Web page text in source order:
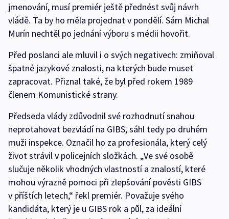
jmenování, musí premiér ještě přednést svůj návrh
vládě. Ta by ho měla projednat v pondělí. Sám Michal
Murín nechtěl po jednání výboru s médii hovořit.
Před poslanci ale mluvil i o svých negativech: zmiňoval
špatné jazykové znalosti, na kterých bude muset
zapracovat. Přiznal také, že byl před rokem 1989
členem Komunistické strany.
Předseda vlády zdůvodnil své rozhodnutí snahou
neprotahovat bezvládí na GIBS, sáhl tedy po druhém
muži inspekce. Označil ho za profesionála, který celý
život strávil v policejních složkách. „Ve své osobě
slučuje několik vhodných vlastností a znalostí, které
mohou výrazně pomoci při zlepšování pověsti GIBS
v příštích letech,“ řekl premiér. Považuje svého
kandidáta, který je u GIBS rok a půl, za ideální